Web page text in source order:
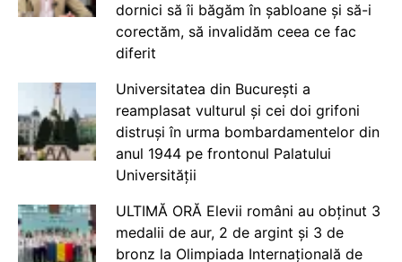
dornici să îi băgăm în șabloane și să-i
corectăm, să invalidăm ceea ce fac
diferit
Universitatea din București a
reamplasat vulturul și cei doi grifoni
distruși în urma bombardamentelor din
anul 1944 pe frontonul Palatului
Universității
ULTIMĂ ORĂ Elevii români au obținut 3
medalii de aur, 2 de argint și 3 de
bronz la Olimpiada Internațională de